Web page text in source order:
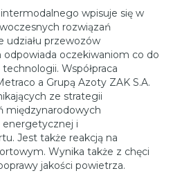
wpisuje się w
rozwiązań
udziału przewozów
oczekiwaniom co do
Współpraca
a Grupą Azoty ZAK S.A.
ze strategii
międzynarodowych
i
Jest także reakcją na
Wynika także z chęci
jakości powietrza.